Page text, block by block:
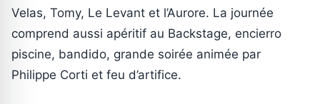
Velas, Tomy, Le Levant et l’Aurore. La journée
comprend aussi apéritif au Backstage, encierro
piscine, bandido, grande soirée animée par
Philippe Corti et feu d’artifice.